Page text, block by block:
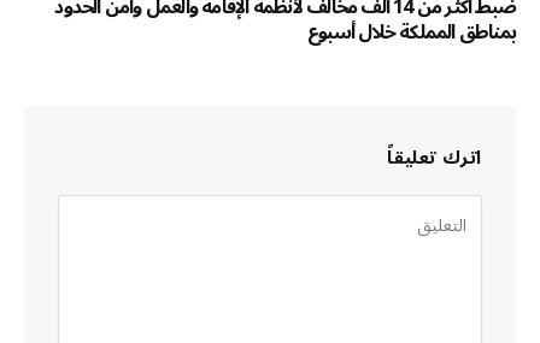
بمناطق المملكة خلال أسبوع
اترك تعليقاً